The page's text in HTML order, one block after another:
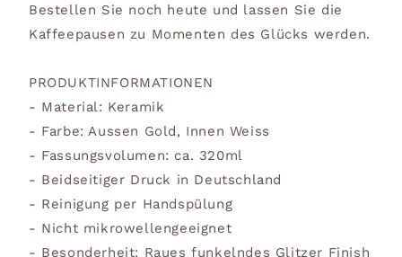
Bestellen Sie noch heute und lassen Sie die
Kaffeepausen zu Momenten des Glücks werden.
PRODUKTINFORMATIONEN
- Material: Keramik
- Farbe: Aussen Gold, Innen Weiss
- Fassungsvolumen: ca. 320ml
- Beidseitiger Druck in Deutschland
- Reinigung per Handspülung
- Nicht mikrowellengeeignet
- Besonderheit: Raues funkelndes Glitzer Finish